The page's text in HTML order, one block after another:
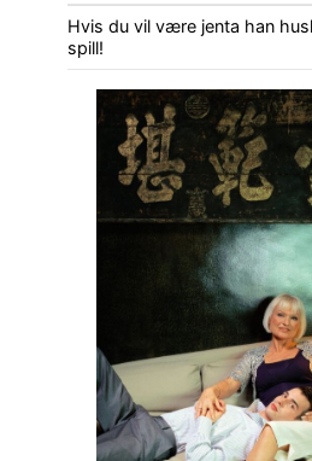
Hvis du vil være jenta han
spill!